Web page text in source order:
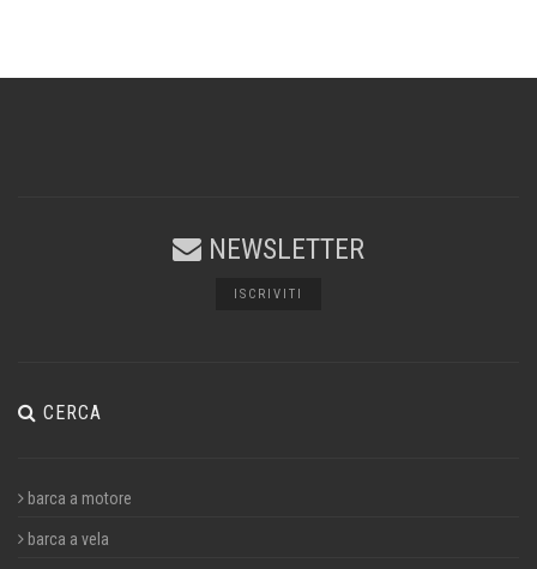
NEWSLETTER
ISCRIVITI
CERCA
barca a motore
barca a vela